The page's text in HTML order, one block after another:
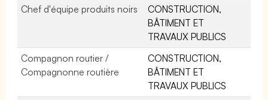
Chef d'équipe produits noirs
CONSTRUCTION,
BÂTIMENT ET
TRAVAUX PUBLICS
Compagnon routier /
Compagnonne routière
CONSTRUCTION,
BÂTIMENT ET
TRAVAUX PUBLICS